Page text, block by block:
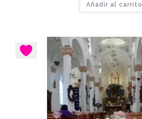
Añadir al carrito